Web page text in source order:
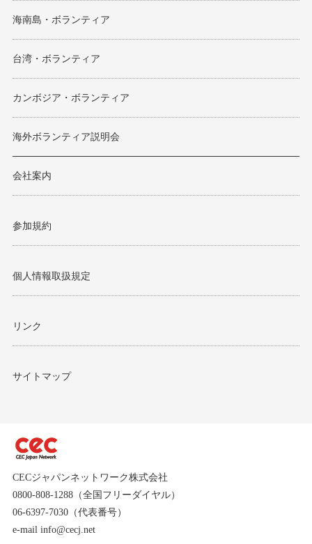
海南島・ボランティア
台湾・ボランティア
カンボジア・ボランティア
海外ボランティア説明会
会社案内
参加規約
個人情報取扱規定
リンク
サイトマップ
CECジャパンネットワーク株式会社
0800-808-1288（全国フリーダイヤル）
06-6397-7030（代表番号）
e-mail info@cecj.net